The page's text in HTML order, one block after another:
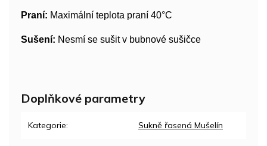
Praní: Maximální teplota praní 40°C
Sušení: Nesmí se sušit v bubnové sušičce
Doplňkové parametry
Kategorie: Sukně řasená Mušelín